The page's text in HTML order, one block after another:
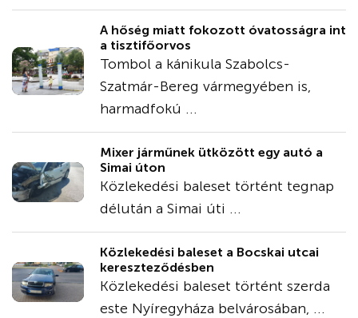
A hőség miatt fokozott óvatosságra int
a tisztifőorvos
Tombol a kánikula Szabolcs-
Szatmár-Bereg vármegyében is,
harmadfokú ...
Mixer járműnek ütközött egy autó a
Simai úton
Közlekedési baleset történt tegnap
délután a Simai úti ...
Közlekedési baleset a Bocskai utcai
kereszteződésben
Közlekedési baleset történt szerda
este Nyíregyháza belvárosában, ...